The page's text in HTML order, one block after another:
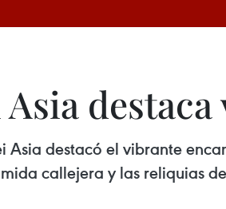
destacó el vibrante
callejera y las reliquias